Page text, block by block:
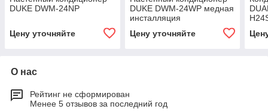
DUKE DWM-24NP
Цену уточняйте
DUKE DWM-24WP медная
инсталляция
Цену уточняйте
О нас
Рейтинг не сформирован
Менее 5 отзывов за последний год